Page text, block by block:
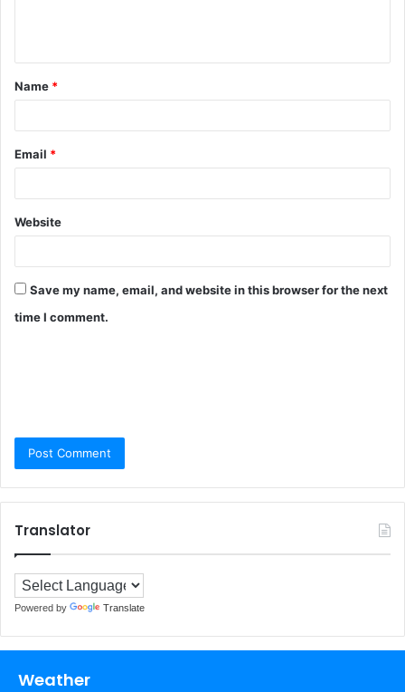
Name *
Email *
Website
Save my name, email, and website in this browser for the next
time I comment.
Translator
Powered by Translate
Weather